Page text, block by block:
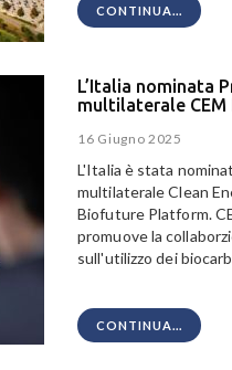
CONTINUA...
L’Italia nominata
multilaterale
16 Giugno 2025
L'Italia è stata
multilaterale Clean
Biofuture Platform.
promuove la
sull'utilizzo dei
CONTINUA...